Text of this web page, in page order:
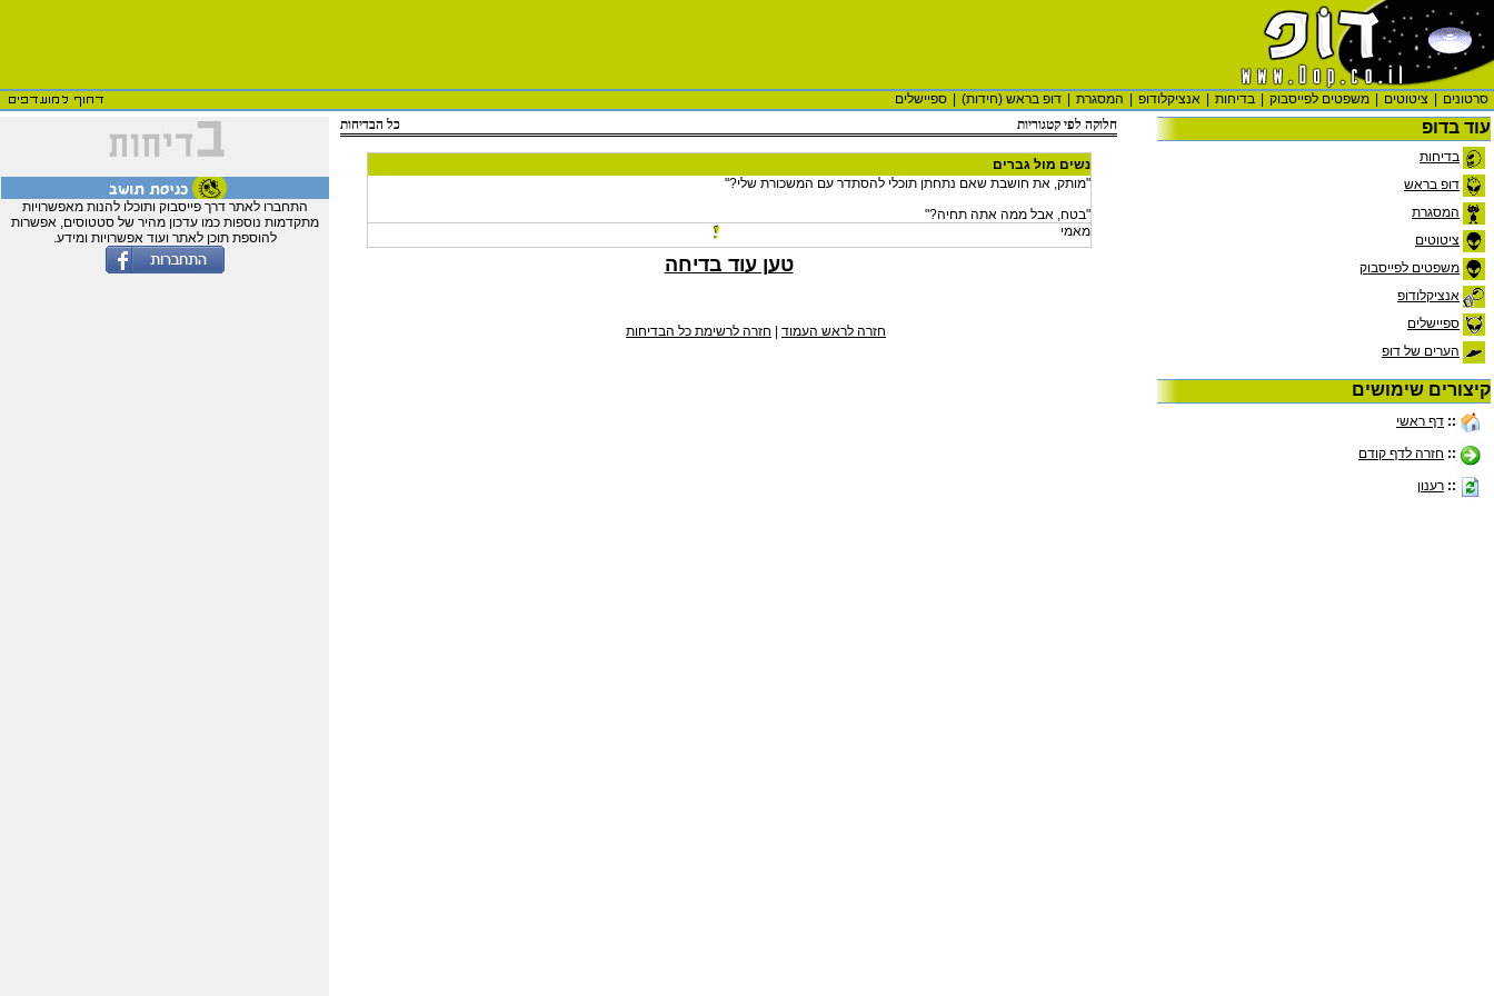
סרטונים ציטוטים משפטים לפייסבוק בדיחות אנציקלודופ המסגרת דופ בראש (חידות) ספיישלים
עוד בדופ
בדיחות
דופ בראש
המסגרת
ציטוטים
משפטים לפייסבוק
אנציקלודופ
ספיישלים
הערים של דופ
קיצורים שימושים
:: דף ראשי
:: חזרה לדף קודם
:: רענון
חלוקה לפי קטגוריות כל הבדיחות
נשים מול גברים
"מותק, את חושבת שאם נתחתן תוכלי להסתדר עם המשכורת שלי?"
"בטח, אבל ממה אתה תחיה?"
מאמי
טען עוד בדיחה
חזרה לראש העמוד| חזרה לרשימת כל הבדיחות
התחברו לאתר דרך פייסבוק ותוכלו להנות מאפשרויות
מתקדמות נוספות כמו עדכון מהיר של סטטוסים, אפשרות
להוספת תוכן לאתר ועוד אפשרויות ומידע.